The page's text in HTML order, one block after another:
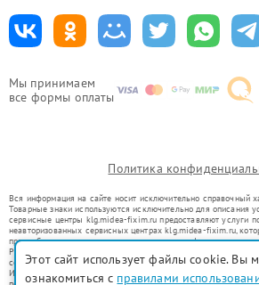
Мы принимаем
все формы оплаты
Политика
Вся информация на сайте носит исключительно справочный
Товарные знаки используются исключительно для описания
сервисные центры klg.midea-fixim.ru предоставляют услуги
неавторизованных сервисных центрах klg.midea-fixim.ru,
правообладателями товарных знаков или их официальными
Ремонт осуществляется для устройств, уже введенных в
со статьей 1487 ГК РФ.
Использование товарных знаков не преследует цели
Этот сайт использует файлы cookie. Вы
ознакомиться с правилами